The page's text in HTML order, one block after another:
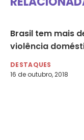
Brasil tem mais
violência
DESTAQUES
16 de outubro, 2018